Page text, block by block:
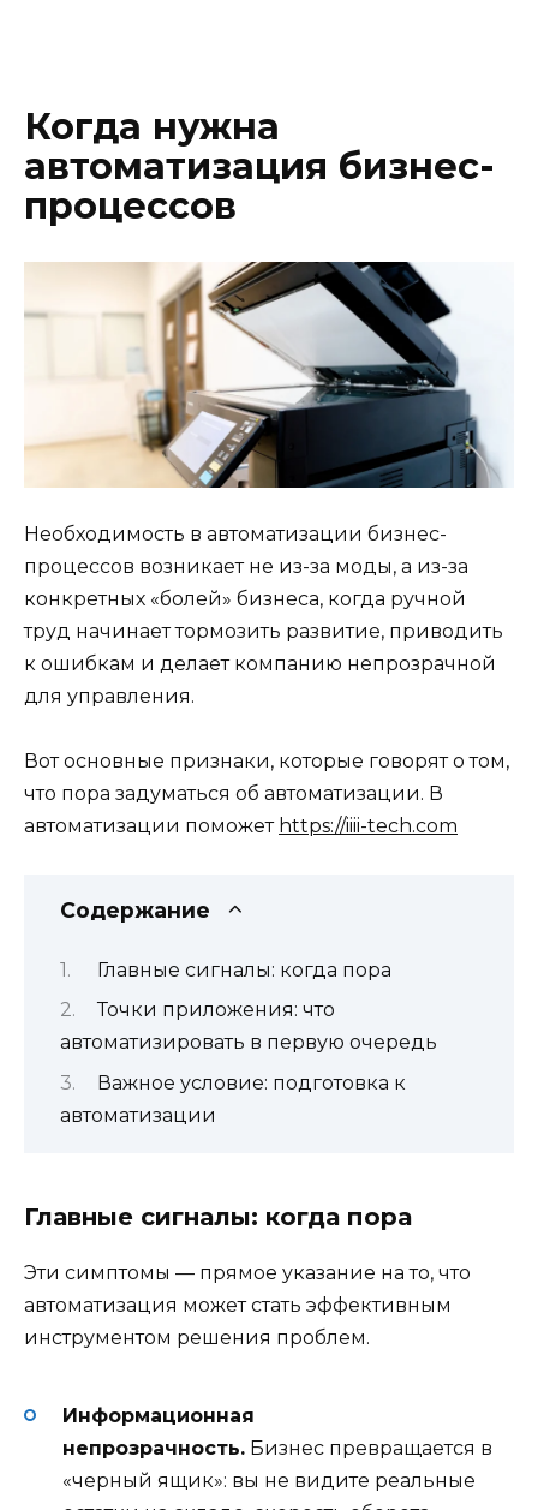
Когда нужна
автоматизация бизнес-
процессов
Необходимость в автоматизации бизнес-
процессов возникает не из-за моды, а из-за
конкретных «болей» бизнеса, когда ручной
труд начинает тормозить развитие, приводить
к ошибкам и делает компанию непрозрачной
для управления.
Вот основные признаки, которые говорят о том,
что пора задуматься об автоматизации. В
автоматизации поможет https://iiii-tech.com
Содержание
Главные сигналы: когда пора
Точки приложения: что
автоматизировать в первую очередь
Важное условие: подготовка к
автоматизации
Главные сигналы: когда пора
Эти симптомы — прямое указание на то, что
автоматизация может стать эффективным
инструментом решения проблем.
Информационная
непрозрачность. Бизнес превращается в
«черный ящик»: вы не видите реальные